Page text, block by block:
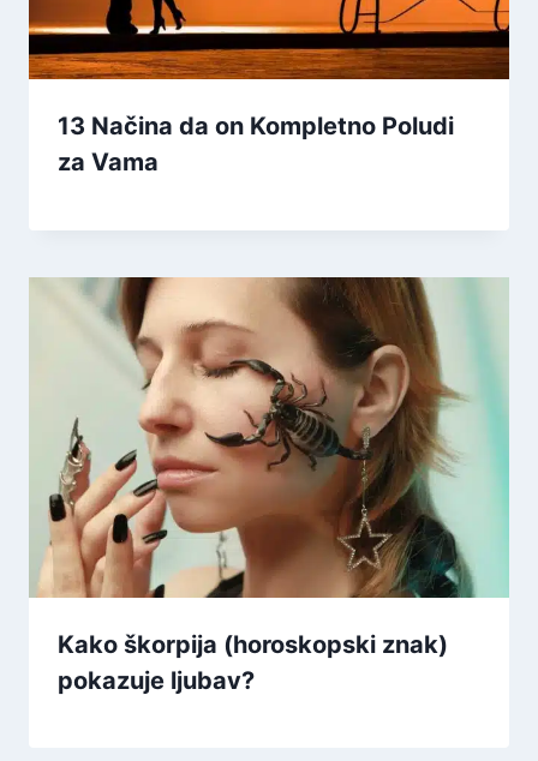
13 Načina da on Kompletno Poludi
za Vama
Kako škorpija (horoskopski znak)
pokazuje ljubav?